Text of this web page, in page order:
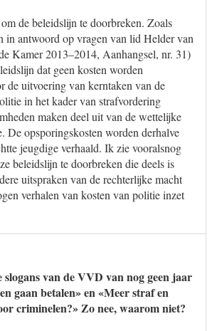
de beleidslijn te doorbreken. Zoals
in antwoord op vragen van lid Helder van
Kamer 2013–2014, Aanhangsel, nr. 31)
dat geen kosten worden
de uitvoering van kerntaken van de
in het kader van strafvordering
maken deel uit van de wettelijke
De opsporingskosten worden derhalve
jeugdige verhaald. Ik zie vooralsnog
beleidslijn te doorbreken die deels is
uitspraken van de rechterlijke macht
verhalen van kosten van politie inzet
slogans van de VVD van nog geen jaar
gaan betalen» en «Meer straf en
criminelen?» Zo nee, waarom niet?